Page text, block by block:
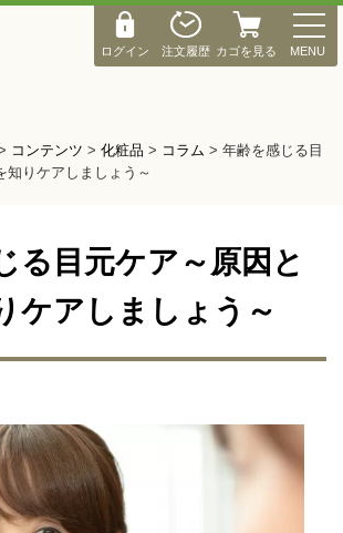
ログイン 注文履歴 カゴを見る
M
E
N
MENU
コンテンツ > 化粧品 > コラム > 年齢を感じる目
知りケアしましょう～
る目元ケア～原因と
ケアしましょう～